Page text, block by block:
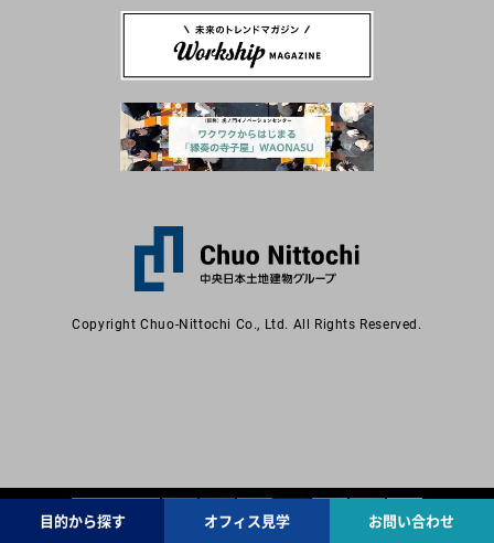
記事URLコピー
Copyright Chuo-Nittochi Co., Ltd. All Rights Reserved.
目的から探す オフィス見学 お問い合わせ